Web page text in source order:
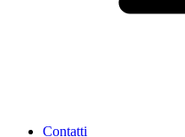
Contatti